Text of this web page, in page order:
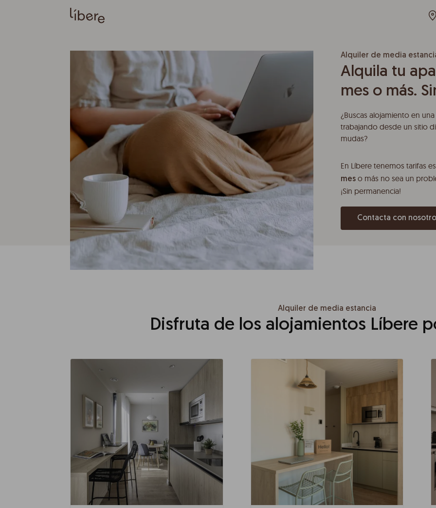
Alquiler de media
Alquila tu
mes o más.
¿Buscas alojamiento en
trabajando desde un sitio
mudas?
En Líbere tenemos tarifas
meso más no sea un
¡Sin permanencia!
Contacta con
Alquiler de media estancia
Disfruta de los alojamientos Líbere